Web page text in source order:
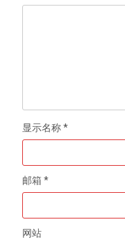
显示名称*
邮箱*
网站